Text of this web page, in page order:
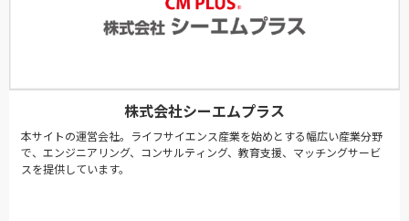
株式会社シーエムプラス
本サイトの運営会社。ライフサイエンス産業を始めとする幅広い産業分野
で、エンジニアリング、コンサルティング、教育支援、マッチングサービ
スを提供しています。